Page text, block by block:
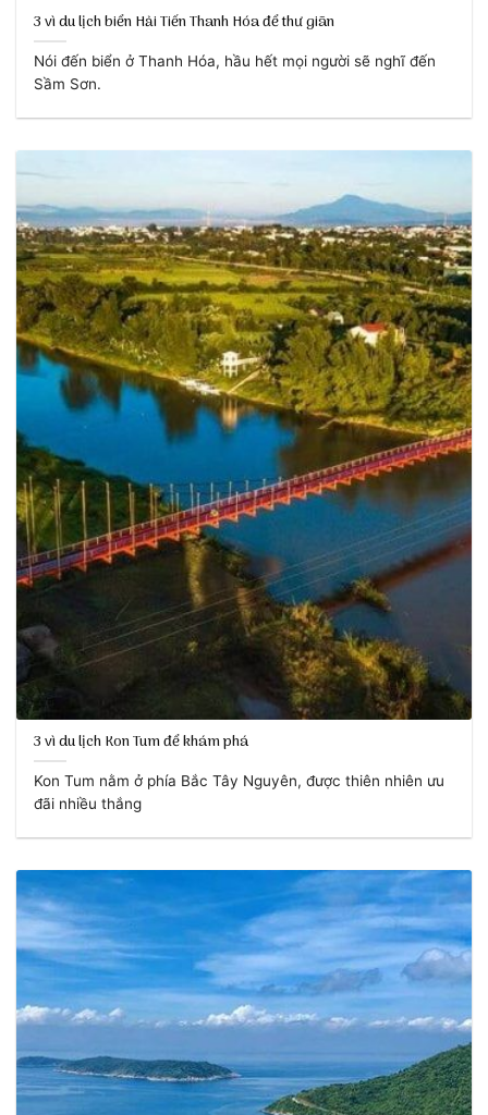
3 vì du lịch biển Hải Tiến Thanh Hóa để thư giãn
Nói đến biển ở Thanh Hóa, hầu hết mọi người sẽ nghĩ đến
Sầm Sơn.
3 vì du lịch Kon Tum để khám phá
Kon Tum nằm ở phía Bắc Tây Nguyên, được thiên nhiên ưu
đãi nhiều thắng